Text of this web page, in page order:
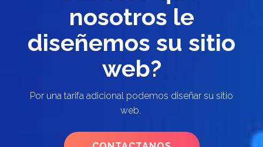
nosotros le
diseñemos su sitio
web?
Por una tarifa adicional podemos diseñar su sitio
web.